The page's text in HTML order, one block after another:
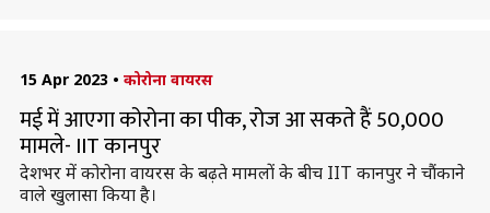
15 Apr 2023 • कोरोना वायरस
मई में आएगा कोरोना का पीक, रोज आ सकते हैं 50,000
मामले- IIT कानपुर
देशभर में कोरोना वायरस के बढ़ते मामलों के बीच IIT कानपुर ने चौंकाने
वाले खुलासा किया है।